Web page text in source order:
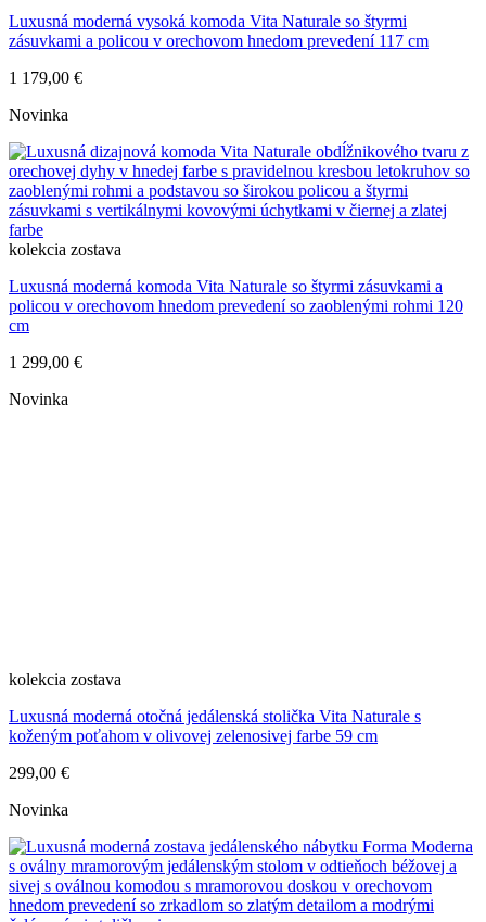
Luxusná moderná vysoká komoda Vita Naturale so štyrmi
zásuvkami a policou v orechovom hnedom prevedení 117 cm
1 179,00 €
Novinka
kolekcia zostava
Luxusná moderná komoda Vita Naturale so štyrmi zásuvkami a
policou v orechovom hnedom prevedení so zaoblenými rohmi 120
cm
1 299,00 €
Novinka
kolekcia zostava
Luxusná moderná otočná jedálenská stolička Vita Naturale s
koženým poťahom v olivovej zelenosivej farbe 59 cm
299,00 €
Novinka